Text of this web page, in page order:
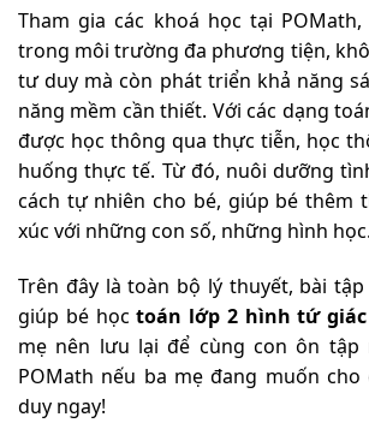
Tham gia các khoá học tại
trong môi trường đa phương tiện,
tư duy mà còn phát triển khả năng
năng mềm cần thiết. Với các dạng
được học thông qua thực tiễn, học
huống thực tế. Từ đó, nuôi dưỡng
cách tự nhiên cho bé, giúp bé thêm
xúc với những con số, những hình học.
Trên đây là toàn bộ lý thuyết, bài
giúp bé họctoán lớp 2 hình tứ giác
mẹ nên lưu lại để cùng con ôn tập
POMath nếu ba mẹ đang muốn
duy ngay!